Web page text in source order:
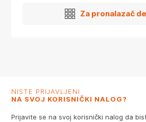
Za pronalazač
NISTE PRIJAVLJENI
NA SVOJ KORISNIČKI NALOG?
Prijavite se na svoj korisnički nalog da